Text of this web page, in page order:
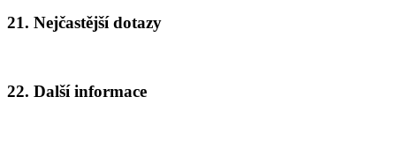
21. Nejčastější dotazy
22. Další informace